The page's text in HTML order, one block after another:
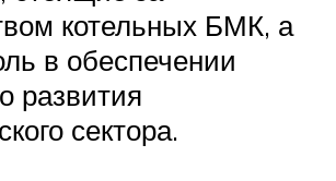
котельных БМК, а
в обеспечении
развития
сектора.